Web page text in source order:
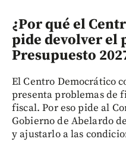
¿Por qué el
pide devolver el
Presupuesto
El Centro Democrático
presenta problemas de
fiscal. Por eso pide al
Gobierno de Abelardo
y ajustarlo a las